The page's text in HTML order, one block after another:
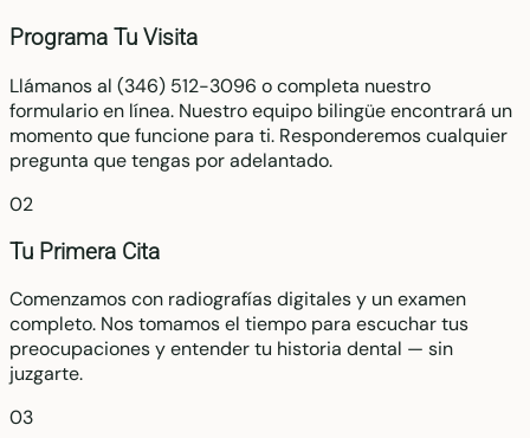
Programa Tu Visita
Llámanos al (346) 512-3096 o completa nuestro
formulario en línea. Nuestro equipo bilingüe encontrará un
momento que funcione para ti. Responderemos cualquier
pregunta que tengas por adelantado.
02
Tu Primera Cita
Comenzamos con radiografías digitales y un examen
completo. Nos tomamos el tiempo para escuchar tus
preocupaciones y entender tu historia dental — sin
juzgarte.
03